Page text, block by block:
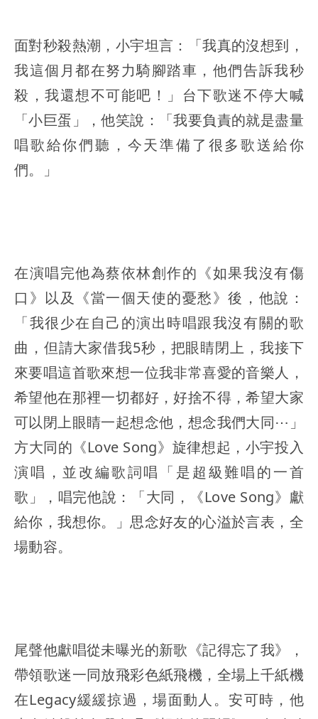
面對秒殺熱潮，小宇坦言：「我真的沒想到，
我這個月都在努力騎腳踏車，他們告訴我秒
殺，我還想不可能吧！」台下歌迷不停大喊
「小巨蛋」，他笑說：「我要負責的就是盡量
唱歌給你們聽，今天準備了很多歌送給你
們。」
在演唱完他為蔡依林創作的《如果我沒有傷
口》以及《當一個天使的憂愁》後，他說：
「我很少在自己的演出時唱跟我沒有關的歌
曲，但請大家借我5秒，把眼睛閉上，我接下
來要唱這首歌來想一位我非常喜愛的音樂人，
希望他在那裡一切都好，好捨不得，希望大家
可以閉上眼睛一起想念他，想念我們大同⋯」
方大同的《Love Song》旋律想起，小宇投入
演唱，並改編歌詞唱「是超級難唱的一首
歌」，唱完他說：「大同，《Love Song》獻
給你，我想你。」思念好友的心溢於言表，全
場動容。
尾聲他獻唱從未曝光的新歌《記得忘了我》，
帶領歌迷一同放飛彩色紙飛機，全場上千紙機
在Legacy緩緩掠過，場面動人。安可時，他